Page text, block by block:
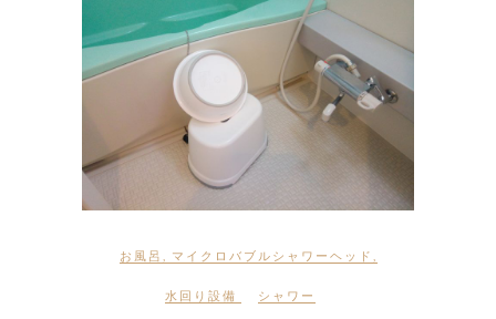
お風呂 マイクロバブルシャワーヘッド
水回り設備 シャワー